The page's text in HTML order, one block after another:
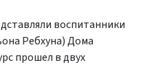
воспитанники
Ребхуна) Дома
прошел в двух